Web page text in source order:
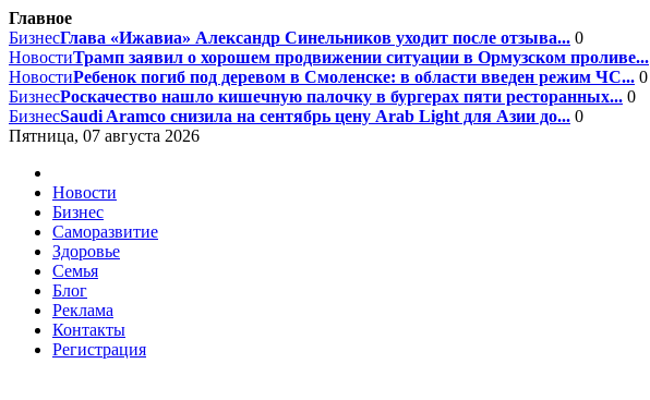
Главное
БизнесГлава «Ижавиа» Александр Синельников уходит после отзыва... 0
НовостиТрамп заявил о хорошем продвижении ситуации в Ормузском проливе...
НовостиРебенок погиб под деревом в Смоленске: в области введен режим ЧС... 0
БизнесРоскачество нашло кишечную палочку в бургерах пяти ресторанных... 0
БизнесSaudi Aramco снизила на сентябрь цену Arab Light для Азии до... 0
Пятница, 07 августа 2026
Новости
Бизнес
Саморазвитие
Здоровье
Семья
Блог
Реклама
Контакты
Регистрация